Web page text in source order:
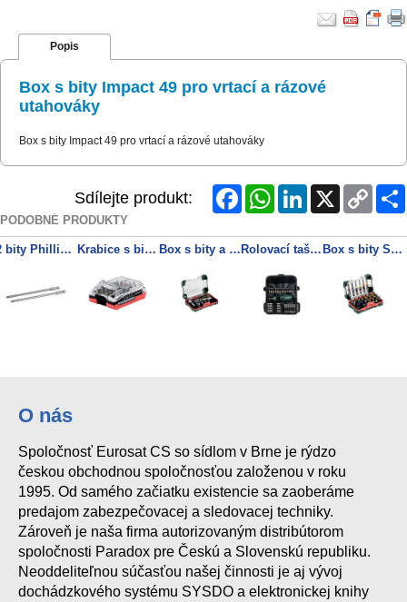
Popis
Box s bity Impact 49 pro vrtací a rázové
utahováky
Box s bity Impact 49 pro vrtací a rázové utahováky
Sdílejte produkt: FacebookWhatsAppLinkedInX
Copy
Link
PODOBNÉ PRODUKTY
2 bity Phillips velikost 2/146 mm Krabice s bity "SP" 32dílná souprava Box s bity a ráčnou SP, 26dílný Rolovací taška na bity SP, 30dílná Box s bity SP, 29dílný
O nás
Spoločnosť Eurosat CS so sídlom v Brne je rýdzo
českou obchodnou spoločnosťou založenou v roku
1995. Od samého začiatku existencie sa zaoberáme
predajom zabezpečovacej a sledovacej techniky.
Zároveň je naša firma autorizovaným distribútorom
spoločnosti Paradox pre Českú a Slovenskú republiku.
Neoddeliteľnou súčasťou našej činnosti je aj vývoj
dochádzkového systému SYSDO a elektronickej knihy